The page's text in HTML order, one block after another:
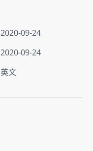
2020-09-24
2020-09-24
英文